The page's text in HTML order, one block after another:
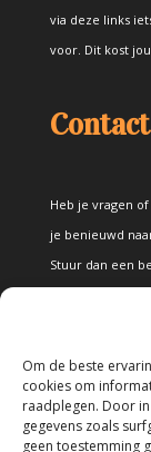
Om de beste
cookies om
raadplegen. Door
gegevens zoals
geen toestemming
via deze links
voor. Dit kost
Contact
Heb je vragen
je benieuwd
Stuur dan een
Alle teksten en